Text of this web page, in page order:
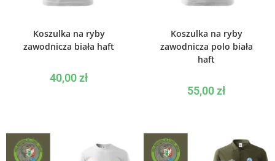
Koszulka na ryby
zawodnicza biała haft
40,00zł
Koszulka na ryby
zawodnicza polo biała
haft
55,00zł